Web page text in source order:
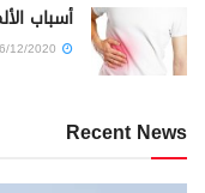
أسباب
Recent News